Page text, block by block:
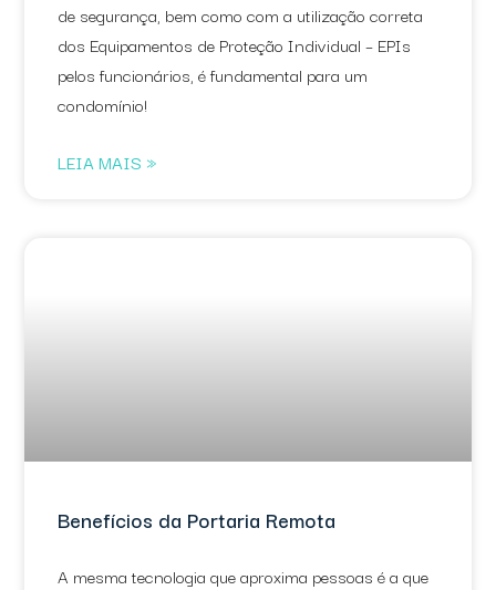
de segurança, bem como com a utilização correta
dos Equipamentos de Proteção Individual – EPIs
pelos funcionários, é fundamental para um
condomínio!
LEIA MAIS »
Benefícios da Portaria Remota
A mesma tecnologia que aproxima pessoas é a que